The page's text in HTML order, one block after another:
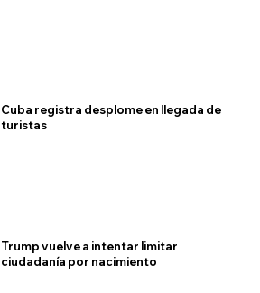
Cuba registra desplome en llegada de
turistas
Trump vuelve a intentar limitar
ciudadanía por nacimiento